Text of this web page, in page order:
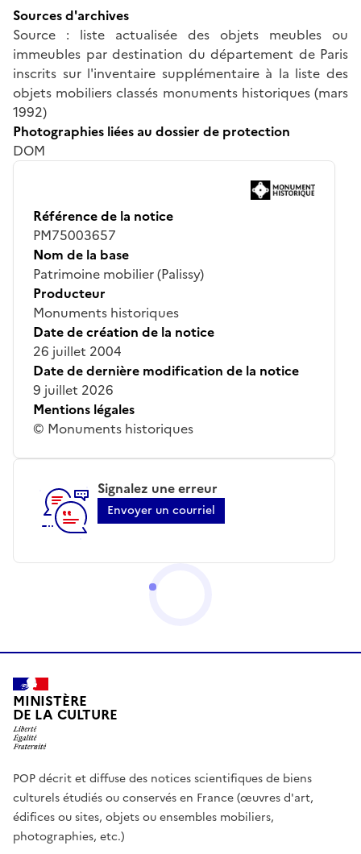
Sources d'archives
Source : liste actualisée des objets meubles ou
immeubles par destination du département de Paris
inscrits sur l'inventaire supplémentaire à la liste des
objets mobiliers classés monuments historiques (mars
1992)
Photographies liées au dossier de protection
DOM
Référence de la notice
PM75003657
Nom de la base
Patrimoine mobilier (Palissy)
Producteur
Monuments historiques
Date de création de la notice
26 juillet 2004
Date de dernière modification de la notice
9 juillet 2026
Mentions légales
© Monuments historiques
Signalez une erreur
Envoyer un courriel
MINISTÈRE
DE LA CULTURE
POP décrit et diffuse des notices scientifiques de biens
culturels étudiés ou conservés en France (œuvres d'art,
édifices ou sites, objets ou ensembles mobiliers,
photographies, etc.)